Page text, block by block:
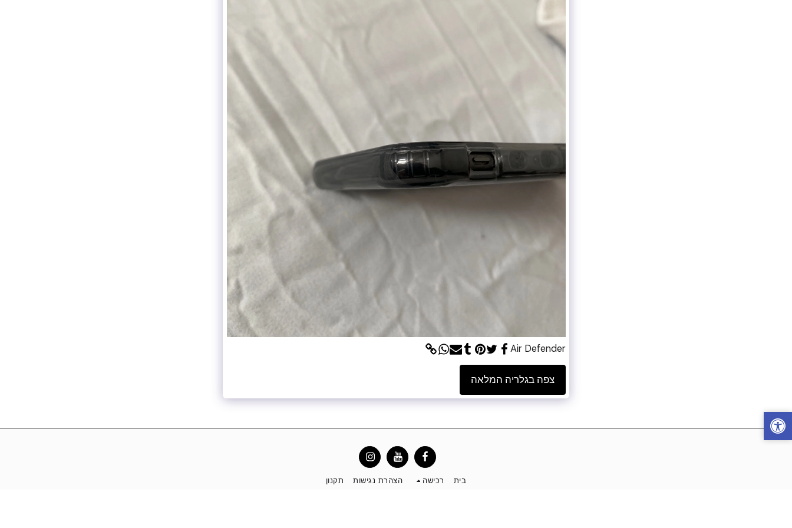
Air Defender
צפה בגלריה המלאה
בית רכישה הצהרת נגישות תקנון